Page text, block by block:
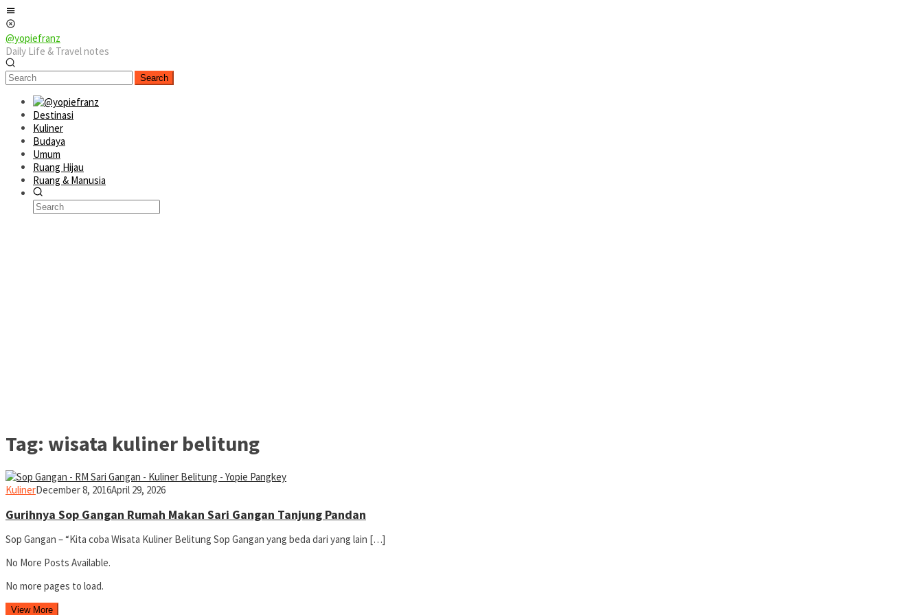
Skip
to
content
@yopiefranz
Daily Life & Travel notes
Search
Destinasi
Kuliner
Budaya
Umum
Ruang Hijau
Ruang & Manusia
Tag: wisata kuliner belitung
Kulineryopiefranz
December 8, 2016April 29, 2026
Gurihnya Sop Gangan Rumah Makan Sari Gangan Tanjung Pandan
Sop Gangan – “Kita coba Wisata Kuliner Belitung Sop Gangan yang beda dari yang lain […]
No More Posts Available.
No more pages to load.
View More